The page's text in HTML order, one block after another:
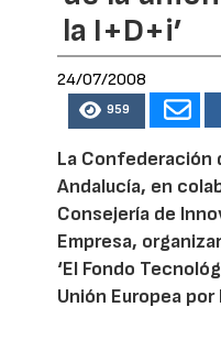
la I+D+i’
24/07/2008
959
La Confederación
Andalucía, en
Consejería de
Empresa,
‘El Fondo
Unión Europea por